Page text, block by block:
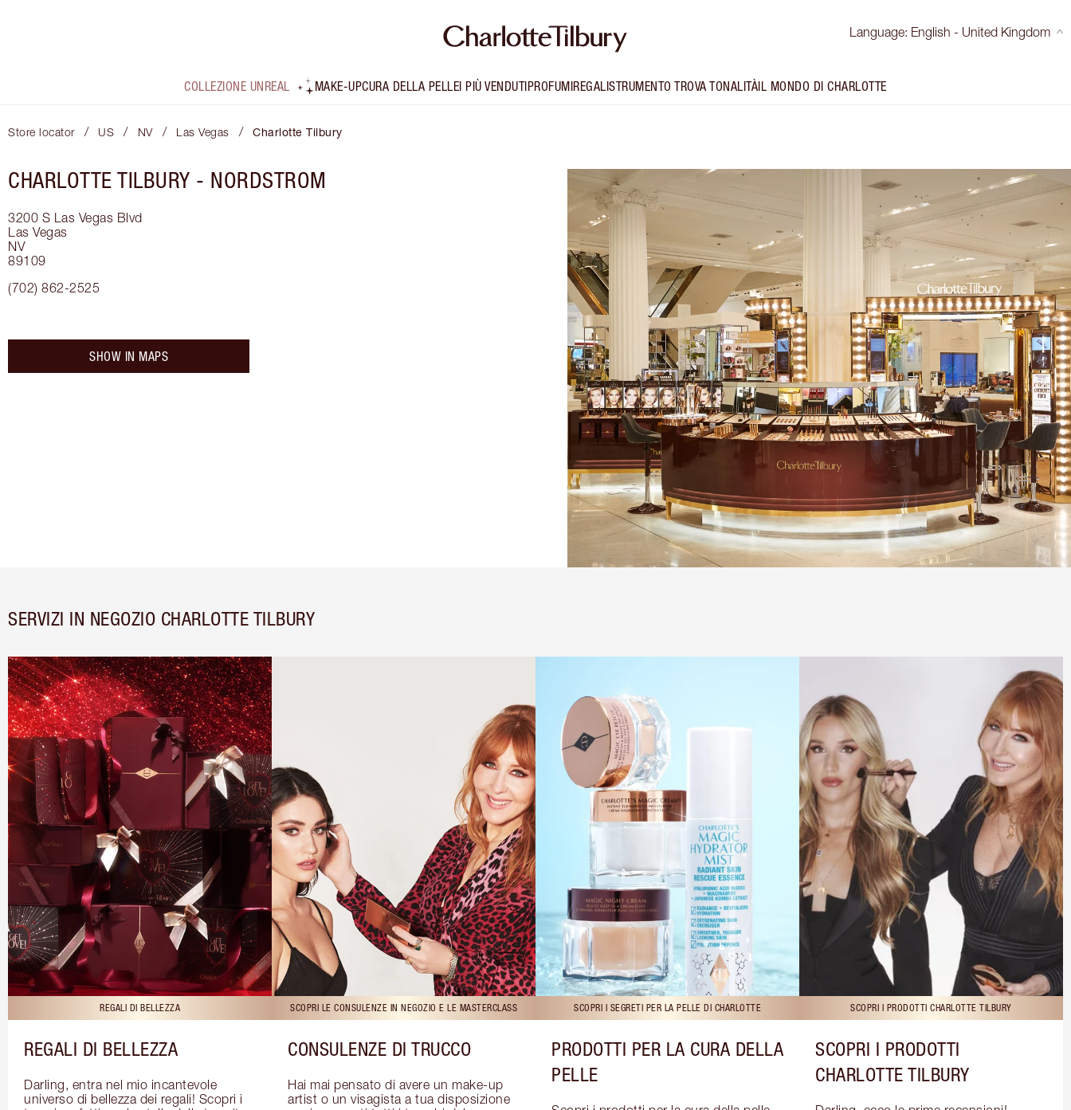
Language: English - United Kingdom
COLLEZIONE UNREAL MAKE-UPCURA DELLA PELLEI PIÙ VENDUTIPROFUMIREGALISTRUMENTO TROVA TONALITÀIL MONDO DI CHARLOTTE
Store locator / US / NV / Las Vegas / Charlotte Tilbury
CHARLOTTE TILBURY - NORDSTROM
3200 S Las Vegas Blvd
Las Vegas
NV
89109
(702) 862-2525
SHOW IN MAPS
SERVIZI IN NEGOZIO CHARLOTTE TILBURY
REGALI DI BELLEZZA
REGALI DI BELLEZZA
Darling, entra nel mio incantevole
universo di bellezza dei regali! Scopri i
SCOPRI LE CONSULENZE IN NEGOZIO E LE MASTERCLASS
CONSULENZE DI TRUCCO
Hai mai pensato di avere un make-up
artist o un visagista a tua disposizione
SCOPRI I SEGRETI PER LA PELLE DI CHARLOTTE
PRODOTTI PER LA CURA DELLA
PELLE
SCOPRI I PRODOTTI CHARLOTTE TILBURY
SCOPRI I PRODOTTI
CHARLOTTE TILBURY